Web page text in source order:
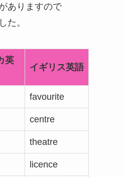
ありますので
た。
英
イギリス英語
favourite
centre
theatre
licence